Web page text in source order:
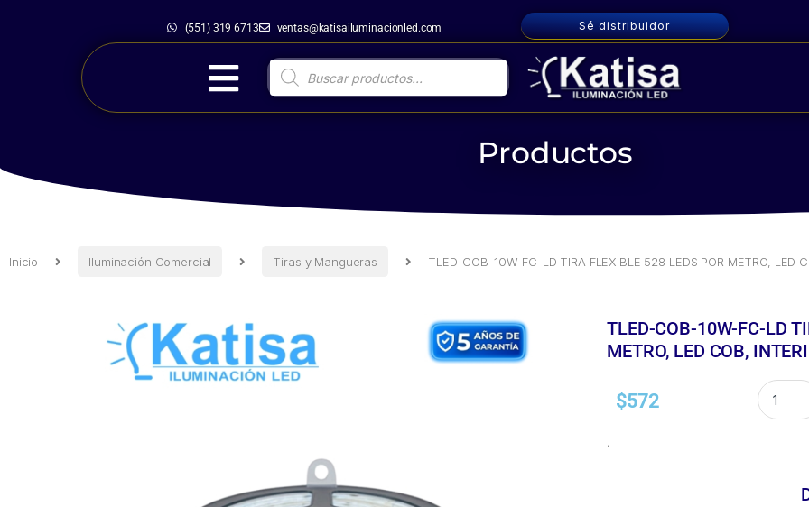
(551) 319 6713 ventas@katisailuminacionled.com Sé distribuidor
TLED-COB-10W-FC-LD TIRA FLEXIBLE 528 LEDS
Productos
Inicio Iluminación Comercial Tiras y Mangueras TLED-COB-10W-FC-LD TIRA FLEXIBLE 528 LEDS POR METRO, LED
TLED-COB-10W-FC-LD
METRO, LED COB,
$572
.